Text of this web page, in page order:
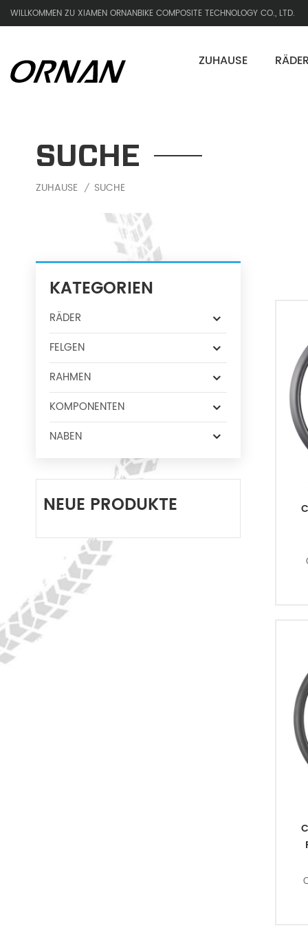
WILLKOMMEN ZU XIAMEN ORNANBIKE COMPOSITE TECHNOLOGY CO., LTD.
ZUHAUSE
SUCHE
ZUHAUSE / SUCHE
KATEGORIEN
RÄDER
FELGEN
RAHMEN
KOMPONENTEN
NABEN
NEUE PRODUKTE